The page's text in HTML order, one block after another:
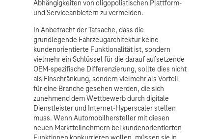
Abhängigkeiten von oligopolistischen Plattform-
und Serviceanbietern zu vermeiden.
In Anbetracht der Tatsache, dass die
grundlegende Fahrzeugarchitektur keine
kundenorientierte Funktionalität ist, sondern
vielmehr ein Schlüssel für die darauf aufsetzende
OEM-spezifische Differenzierung, sollte dies nicht
als Einschränkung, sondern vielmehr als Vorteil
für eine Branche gesehen werden, die sich
zunehmend dem Wettbewerb durch digitale
Dienstleister und Internet-Hyperscaler stellen
muss. Wenn Automobilhersteller mit diesen
neuen Marktteilnehmern bei kundenorientierten